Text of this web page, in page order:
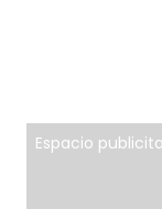
Espacio